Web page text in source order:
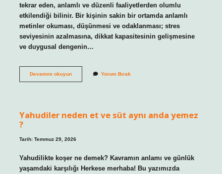
tekrar eden, anlamlı ve düzenli faaliyetlerden olumlu
etkilendiği bilinir. Bir kişinin sakin bir ortamda anlamlı
metinler okuması, düşünmesi ve odaklanması; stres
seviyesinin azalmasına, dikkat kapasitesinin gelişmesine
ve duygusal dengenin…
Devamını okuyunKur’an
Yorum Bırak
Yahudiler neden et ve süt aynı anda yemez
?
Tarih: Temmuz 29, 2026
Yahudilikte koşer ne demek? Kavramın anlamı ve günlük
yaşamdaki karşılığı Herkese merhaba! Bu yazımızda